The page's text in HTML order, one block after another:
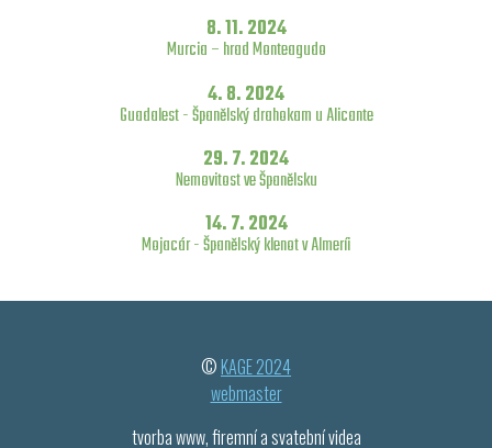
8. 11. 2024
Murcia – hrad Monteagudo
4. 8. 2024
Guadalest - Španělský drahokam u Alicante
29. 7. 2024
Nemovitost ve Španělsku
14. 7. 2024
Mojacár - Španělský klenot v Almeríi
©KAGE 2024
webmaster
tvorba www, firemní a svatební videa